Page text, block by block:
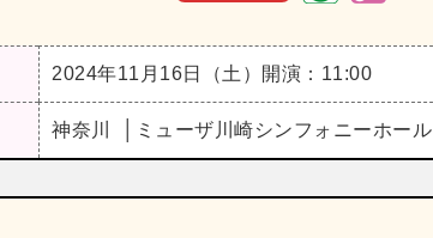
2024年11月16日（土） 開演：11:00
神奈川 ミューザ川崎シンフォニーホール